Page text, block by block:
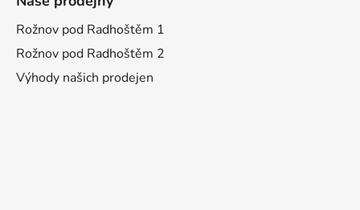
Rožnov pod Radhoštěm 1
Rožnov pod Radhoštěm 2
Výhody našich prodejen